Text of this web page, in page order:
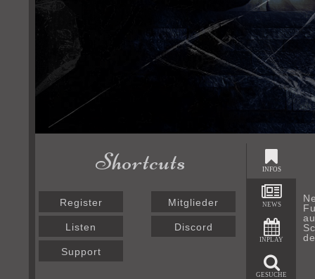
Shortcuts
Register Mitglieder
Listen Discord
Support
INFOS
NEWS
INPLAY
GESUCHE